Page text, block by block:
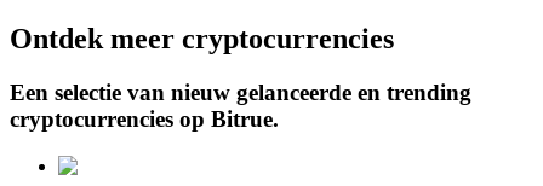
Door crypto ondersteunde leenservice
Ontdek meer cryptocurrencies
Een selectie van nieuw gelanceerde en trending
cryptocurrencies op Bitrue.